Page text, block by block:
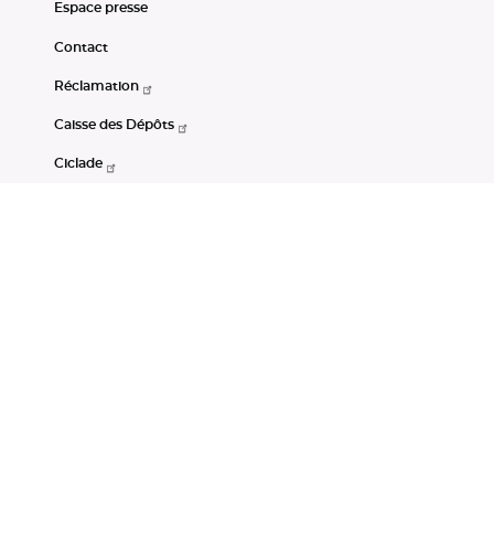
Espace presse
Contact
Réclamation
Caisse des Dépôts
Ciclade